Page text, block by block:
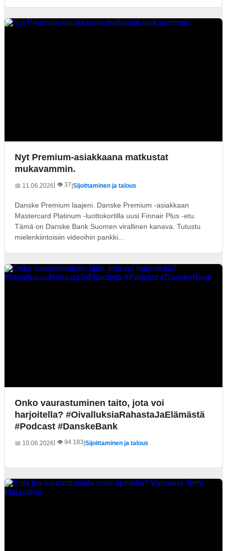
Nyt Premium-asiakkaana matkustat
mukavammin.
📅 11.06.2026 | 👁️ 37|Sijoittaminen ja talous
Danske Premium laajeni. Danske Premium -asiakkaan
Mastercard Platinum -luottokortilla uusi Finnair Plus -etu.
Tämä on Danske Bank Suomen virallinen kanava. Tutustu
mielenkiintoisiin videoihin pankki...
Onko vaurastuminen taito, jota voi
harjoitella? #OivalluksiaRahastaJaElämästä
#Podcast #DanskeBank
📅 10.06.2026 | 👁️ 94 183|Sijoittaminen ja talous